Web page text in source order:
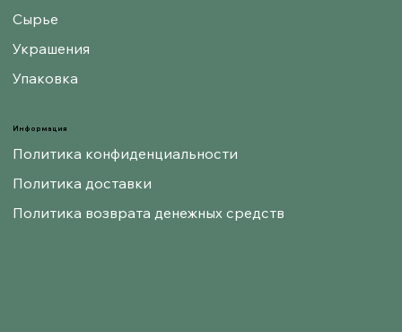
Информация
Политика конфиденциальности
Политика доставки
Политика возврата денежных средств
Сырье
Украшения
Упаковка